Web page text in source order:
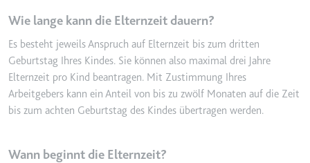
Wie lange kann die Elternzeit dauern?
Es besteht jeweils Anspruch auf Elternzeit bis zum dritten
Geburtstag Ihres Kindes. Sie können also maximal drei Jahre
Elternzeit pro Kind beantragen. Mit Zustimmung Ihres
Arbeitgebers kann ein Anteil von bis zu zwölf Monaten auf die Zeit
bis zum achten Geburtstag des Kindes übertragen werden.
Wann beginnt die Elternzeit?